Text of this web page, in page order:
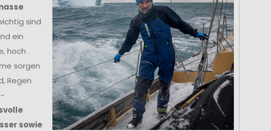
sind
ein
hoch
sorgen
Regen
sowie